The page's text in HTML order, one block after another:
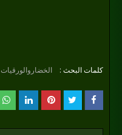
كلمات البحث : الخضاروالورقيات